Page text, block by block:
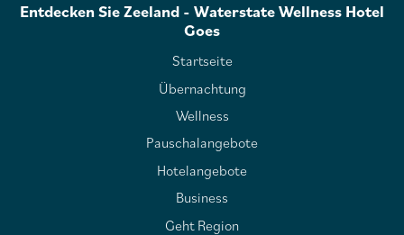
Entdecken Sie Zeeland - Waterstate Wellness Hotel
Goes
Startseite
Übernachtung
Wellness
Pauschalangebote
Hotelangebote
Business
Geht Region